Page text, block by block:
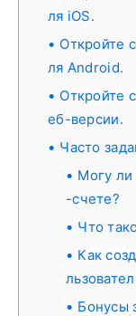
ля iOS.
Откройте
ля Android.
Откройте
еб-версии.
Часто
Могу ли
-счете?
Что
Как
Бонусы